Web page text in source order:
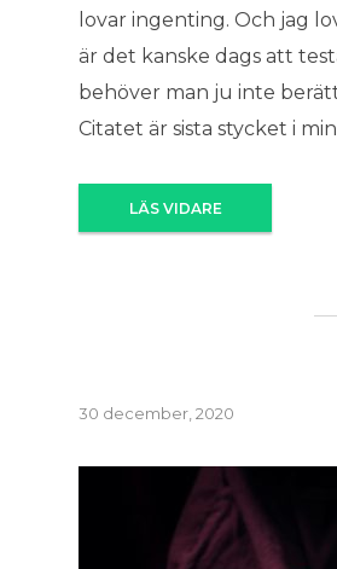
lovar ingenting. Och jag
är det kanske dags att
behöver man ju inte
Citatet är sista stycket i
LÄS VIDARE
30 december, 2020